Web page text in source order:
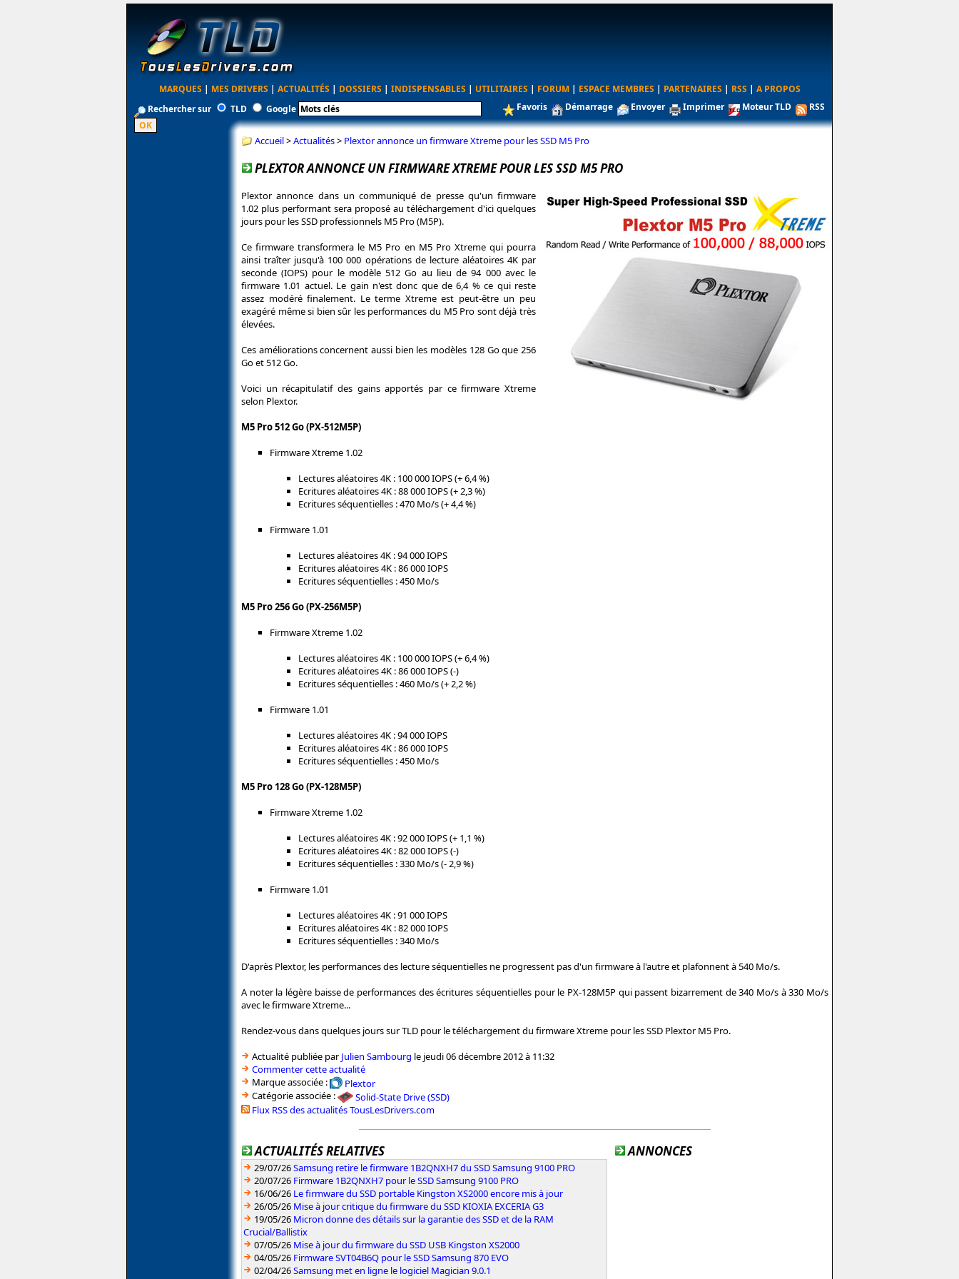
MARQUES | MES DRIVERS | ACTUALITÉS | DOSSIERS | INDISPENSABLES | UTILITAIRES | FORUM | ESPACE MEMBRES | PARTENAIRES | RSS | A PROPOS
Rechercher sur
TLD Google Favoris Démarrage Envoyer Imprimer Moteur TLD RSS
Accueil>Actualités> Plextor annonce un firmware Xtreme pour les SSD M5 Pro
PLEXTOR ANNONCE UN FIRMWARE XTREME POUR LES SSD M5 PRO
Plextor annonce dans un communiqué de presse qu'un firmware
1.02 plus performant sera proposé au téléchargement d'ici quelques
jours pour les SSD professionnels M5 Pro (M5P).
Ce firmware transformera le M5 Pro en M5 Pro Xtreme qui pourra
ainsi traîter jusqu'à 100 000 opérations de lecture aléatoires 4K par
seconde (IOPS) pour le modèle 512 Go au lieu de 94 000 avec le
firmware 1.01 actuel. Le gain n'est donc que de 6,4 % ce qui reste
assez modéré finalement. Le terme Xtreme est peut-être un peu
exagéré même si bien sûr les performances du M5 Pro sont déjà très
élevées.
Ces améliorations concernent aussi bien les modèles 128 Go que 256
Go et 512 Go.
Voici un récapitulatif des gains apportés par ce firmware Xtreme
selon Plextor.
M5 Pro 512 Go (PX-512M5P)
Firmware Xtreme 1.02
Lectures aléatoires 4K : 100 000 IOPS (+ 6,4 %)
Ecritures aléatoires 4K : 88 000 IOPS (+ 2,3 %)
Ecritures séquentielles : 470 Mo/s (+ 4,4 %)
Firmware 1.01
Lectures aléatoires 4K : 94 000 IOPS
Ecritures aléatoires 4K : 86 000 IOPS
Ecritures séquentielles : 450 Mo/s
M5 Pro 256 Go (PX-256M5P)
Firmware Xtreme 1.02
Lectures aléatoires 4K : 100 000 IOPS (+ 6,4 %)
Ecritures aléatoires 4K : 86 000 IOPS (-)
Ecritures séquentielles : 460 Mo/s (+ 2,2 %)
Firmware 1.01
Lectures aléatoires 4K : 94 000 IOPS
Ecritures aléatoires 4K : 86 000 IOPS
Ecritures séquentielles : 450 Mo/s
M5 Pro 128 Go (PX-128M5P)
Firmware Xtreme 1.02
Lectures aléatoires 4K : 92 000 IOPS (+ 1,1 %)
Ecritures aléatoires 4K : 82 000 IOPS (-)
Ecritures séquentielles : 330 Mo/s (- 2,9 %)
Firmware 1.01
Lectures aléatoires 4K : 91 000 IOPS
Ecritures aléatoires 4K : 82 000 IOPS
Ecritures séquentielles : 340 Mo/s
D'après Plextor, les performances des lecture séquentielles ne progressent pas d'un firmware à l'autre et plafonnent à 540 Mo/s.
A noter la légère baisse de performances des écritures séquentielles pour le PX-128M5P qui passent bizarrement de 340 Mo/s à 330 Mo/s
avec le firmware Xtreme...
Rendez-vous dans quelques jours sur TLD pour le téléchargement du firmware Xtreme pour les SSD Plextor M5 Pro.
Actualité publiée parJulien Sambourg le jeudi 06 décembre 2012 à 11:32
Commenter cette actualité
Marque associée :
Plextor
Catégorie associée :
Solid-State Drive (SSD)
Flux RSS des actualités TousLesDrivers.com
ACTUALITÉS RELATIVES
29/07/26Samsung retire le firmware 1B2QNXH7 du SSD Samsung 9100 PRO
20/07/26 Firmware 1B2QNXH7 pour le SSD Samsung 9100 PRO
16/06/26 Le firmware du SSD portable Kingston XS2000 encore mis à jour
26/05/26 Mise à jour critique du firmware du SSD KIOXIA EXCERIA G3
19/05/26 Micron donne des détails sur la garantie des SSD et de la RAM
Crucial/Ballistix
07/05/26 Mise à jour du firmware du SSD USB Kingston XS2000
04/05/26 Firmware SVT04B6Q pour le SSD Samsung 870 EVO
02/04/26Samsung met en ligne le logiciel Magician 9.0.1
ANNONCES